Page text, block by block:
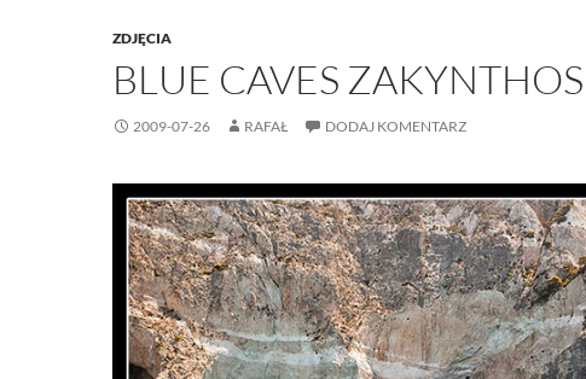
ZDJĘCIA
BLUE CAVES ZAKYNTHOS
2009-07-26 RAFAŁ DODAJ KOMENTARZ